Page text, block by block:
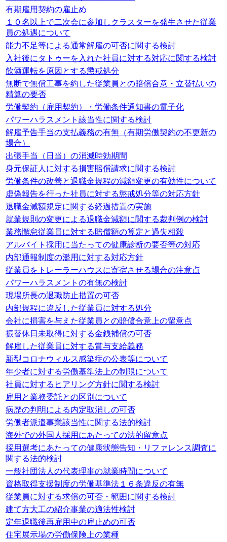
有期雇用契約の雇止め
１０名以上で二次会に参加しクラスターを発生させた従業
員の処遇について
能力不足等による通常解雇の可否に関する検討
入社後にタトゥーを入れた社員に対する対応に関する検討
飲酒運転を原因とする懲戒処分
無断で無償工事を約した従業員との賠償合意・立替払いの
精算の要否
労働契約（雇用契約）・労働条件通知書の電子化
パワーハラスメント該当性に関する検討
解雇予告手当の支払義務の有無（有期労働契約の不更新の
場合）
出張手当（日当）の消滅時効期間
身元保証人に対する損害賠償請求に関する検討
労働条件の改善と退職金規程の減額変更の有効性について
虚偽報告を行った社員に対する懲戒処分等の対応方針
退職金減額規定に関する経過措置の実施
就業規則の変更による退職金減額に関する裁判例の検討
業務懈怠従業員に対する賠償額の算定と過失相殺
アルバイト採用に当たっての健康診断の要否等の対応
内部通報制度の濫用に対する対応方針
従業員をトレーラーハウスに寄宿させる場合の注意点
パワーハラスメントの有無の検討
現場所長の退職防止措置の可否
内部規程に違反した従業員に対する処分
会社に損害を与えた従業員との賠償合意上の留意点
振替休日未取得に対する金銭補償の可否
解雇した従業員に対する賞与支給義務
新型コロナウィルス感染症の公表等について
年少者に対する労働基準法上の制限について
社員に対するヒアリング方針に関する検討
雇用と業務委託との区別について
病歴の判明による内定取消しの可否
労働者派遣事業該当性に関する法的検討
海外での外国人採用にあたっての法的留意点
採用選考にあたっての健康状態告知・リファレンス調査に
関する法的検討
一般社団法人の代表理事の就業時間について
資格取得支援制度の労働基準法１６条違反の有無
従業員に対する求償の可否・範囲に関する検討
建て方大工の紹介事業の適法性検討
定年退職後再雇用中の雇止めの可否
住宅展示場の労働保険上の業種